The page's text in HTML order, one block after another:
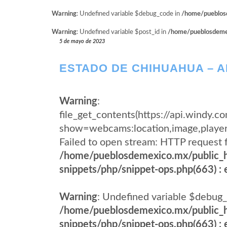
Warning: Undefined variable $debug_code in /home/
Warning: Undefined variable $post_id in /home/
5 de mayo de 2023
ESTADO DE CHIHUAHUA –
Warning:
file_get_contents(https://
Failed to open stream: HTTP
/home/pueblosdemexico.mx/
snippets/php/snippet-ops.php(663) :
Warning: Undefined variable
/home/pueblosdemexico.mx/
snippets/php/snippet-ops.php(663) :